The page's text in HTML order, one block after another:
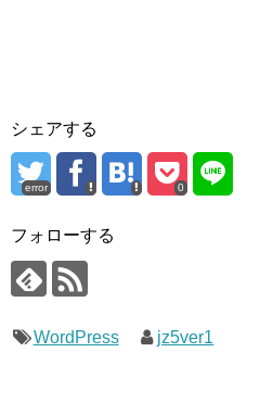
シェアする
error 0
フォローする
WordPress jz5ver1